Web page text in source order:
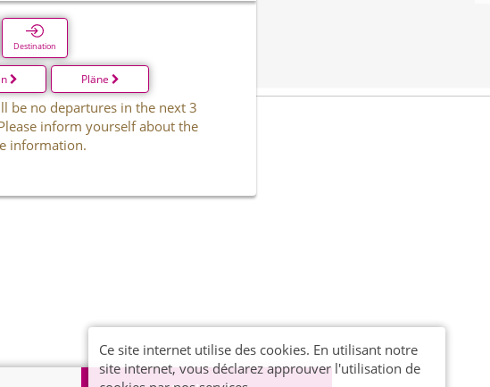
Destination
Pläne
be no departures in the next 3
inform yourself about the
information.
Ce site internet utilise des cookies. En utilisant notre
site internet, vous déclarez approuver l'utilisation de